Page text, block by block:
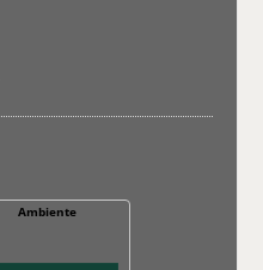
Ambiente